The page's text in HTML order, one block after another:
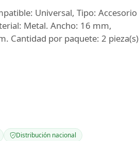
Universal, Tipo: Accesorio
Metal. Ancho: 16 mm,
Cantidad por paquete: 2 pieza(s)
Distribución nacional